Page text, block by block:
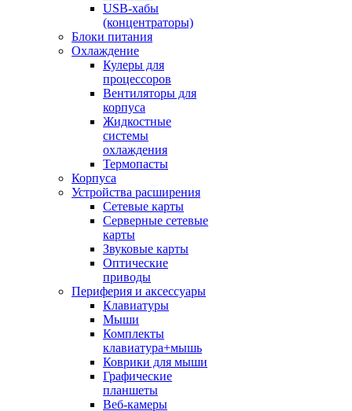
USB-хабы
(концентраторы)
Блоки питания
Охлаждение
Кулеры для
процессоров
Вентиляторы для
корпуса
Жидкостные
системы
охлаждения
Термопасты
Корпуса
Устройства расширения
Сетевые карты
Серверные сетевые
карты
Звуковые карты
Оптические
приводы
Периферия и аксессуары
Клавиатуры
Мыши
Комплекты
клавиатура+мышь
Коврики для мыши
Графические
планшеты
Веб-камеры